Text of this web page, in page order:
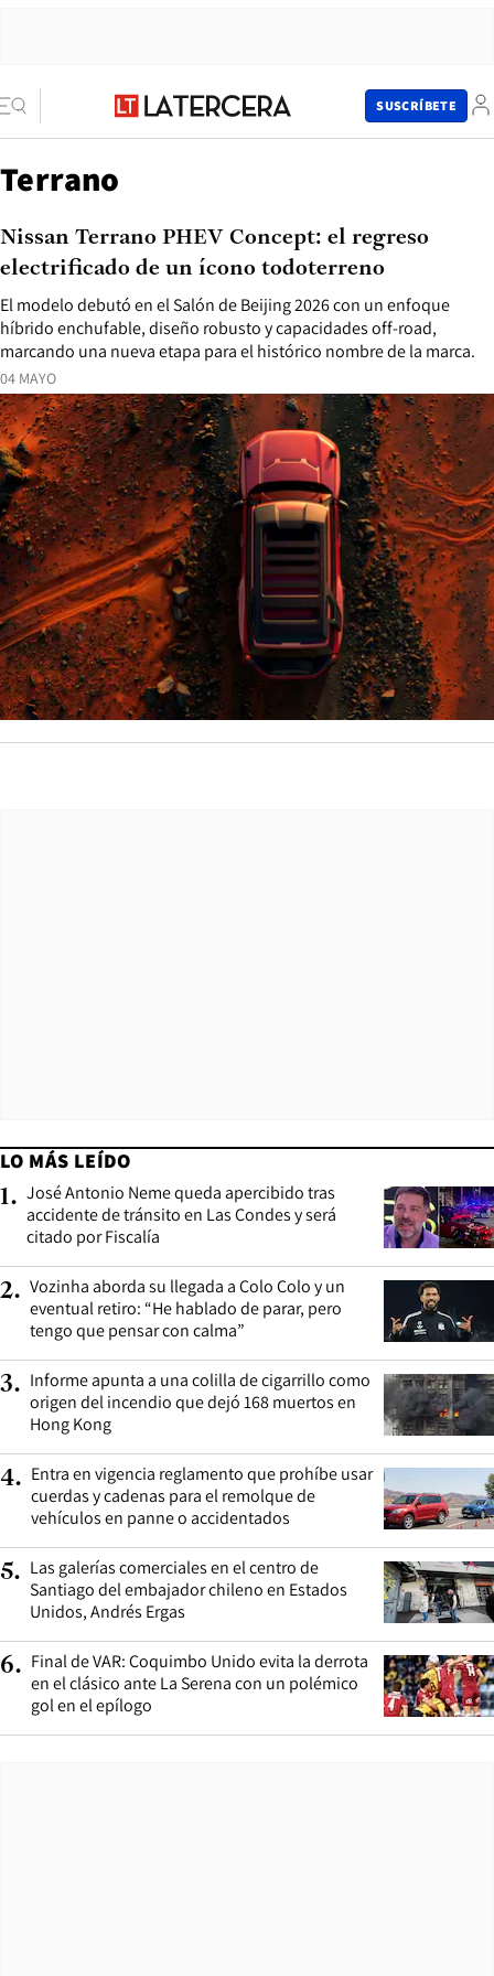
SUSCRÍBETE
Terrano
04 MAYO
El modelo debutó en el Salón de Beijing 2026 con un enfoque
híbrido enchufable, diseño robusto y capacidades off-road,
marcando una nueva etapa para el histórico nombre de la marca.
Nissan Terrano PHEV Concept: el regreso
electrificado de un ícono todoterreno
LO MÁS LEÍDO
1. José Antonio Neme queda apercibido tras
accidente de tránsito en Las Condes y será
citado por Fiscalía
2. Vozinha aborda su llegada a Colo Colo y un
eventual retiro: “He hablado de parar, pero
tengo que pensar con calma”
3. Informe apunta a una colilla de cigarrillo como
origen del incendio que dejó 168 muertos en
Hong Kong
4. Entra en vigencia reglamento que prohíbe usar
cuerdas y cadenas para el remolque de
vehículos en panne o accidentados
5. Las galerías comerciales en el centro de
Santiago del embajador chileno en Estados
Unidos, Andrés Ergas
6. Final de VAR: Coquimbo Unido evita la derrota
en el clásico ante La Serena con un polémico
gol en el epílogo